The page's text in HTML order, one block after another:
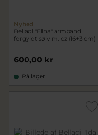
Nyhed
Belladi "Elina" armbånd
forgyldt sølv m. cz (16+3 cm)
600,00 kr
På lager